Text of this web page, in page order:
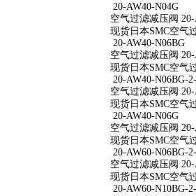
20-AW40-N04G
空气过滤减压阀
现货日本SMC空气
20-AW40-N06BG
空气过滤减压阀
现货日本SMC空气
20-AW40-N06BG-
空气过滤减压阀
现货日本SMC空气
20-AW40-N06G
空气过滤减压阀
现货日本SMC空气
20-AW60-N06BG-
空气过滤减压阀
现货日本SMC空气
20-AW60-N10BG-